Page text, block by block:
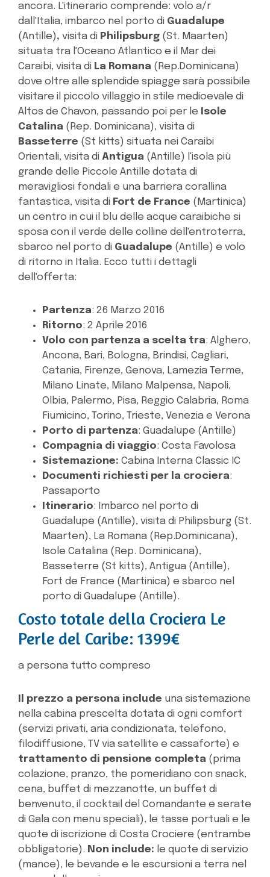
ancora. L'itinerario comprende: volo a/r
dall'Italia, imbarco nel porto di Guadalupe
(Antille), visita di Philipsburg (St. Maarten)
situata tra l'Oceano Atlantico e il Mar dei
Caraibi, visita di La Romana (Rep.Dominicana)
dove oltre alle splendide spiagge sarà possibile
visitare il piccolo villaggio in stile medioevale di
Altos de Chavon, passando poi per le
Isole
Catalina (Rep. Dominicana), visita di
Basseterre (St kitts) situata nei Caraibi
Orientali, visita di Antigua (Antille) l'isola più
grande delle Piccole Antille dotata di
meravigliosi fondali e una barriera corallina
fantastica, visita di Fort de France (Martinica)
un centro in cui il blu delle acque caraibiche si
sposa con il verde delle colline dell'entroterra,
sbarco nel porto di Guadalupe (Antille) e volo
di ritorno in Italia. Ecco tutti i dettagli
dell'offerta:
Partenza: 26 Marzo 2016
Ritorno: 2 Aprile 2016
Volo con partenza a scelta tra: Alghero,
Ancona, Bari, Bologna, Brindisi, Cagliari,
Catania, Firenze, Genova, Lamezia Terme,
Milano Linate, Milano Malpensa, Napoli,
Olbia, Palermo, Pisa, Reggio Calabria, Roma
Fiumicino, Torino, Trieste, Venezia e Verona
Porto di partenza: Guadalupe (Antille)
Compagnia di viaggio: Costa Favolosa
Sistemazione: Cabina Interna Classic IC
Documenti richiesti per la crociera:
Passaporto
Itinerario: Imbarco nel porto di
Guadalupe (Antille), visita di Philipsburg (St.
Maarten), La Romana (Rep.Dominicana),
Isole Catalina (Rep. Dominicana),
Basseterre (St kitts), Antigua (Antille),
Fort de France (Martinica) e sbarco nel
porto di Guadalupe (Antille).
Costo totale della Crociera Le
Perle del Caribe: 1399€
a persona tutto compreso
Il prezzo a persona include una sistemazione
nella cabina prescelta dotata di ogni comfort
(servizi privati, aria condizionata, telefono,
filodiffusione, TV via satellite e cassaforte) e
trattamento di pensione completa (prima
colazione, pranzo, the pomeridiano con snack,
cena, buffet di mezzanotte, un buffet di
benvenuto, il cocktail del Comandante e serate
di Gala con menu speciali), le tasse portuali e le
quote di iscrizione di Costa Crociere (entrambe
obbligatorie). Non include: le quote di servizio
(mance), le bevande e le escursioni a terra nel